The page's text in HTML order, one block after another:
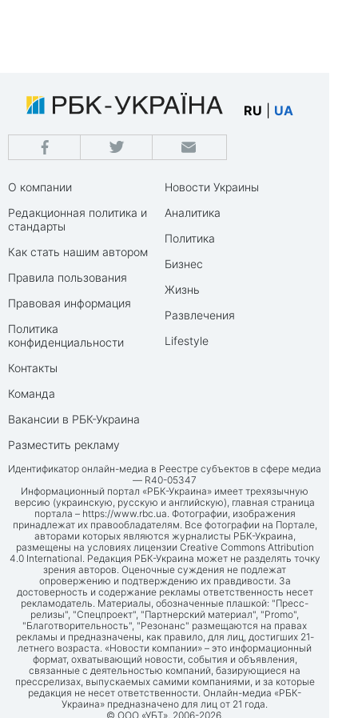
RU UA
О компании
Редакционная политика и
стандарты
Как стать нашим автором
Правила пользования
Правовая информация
Политика
конфиденциальности
Контакты
Команда
Вакансии в РБК-Украина
Разместить рекламу
Новости Украины
Аналитика
Политика
Бизнес
Жизнь
Развлечения
Lifestyle
Идентификатор онлайн-медиа в Реестре субъектов в сфере медиа
— R40-05347
Информационный портал «РБК-Украина» имеет трехязычную
версию (украинскую, русскую и английскую), главная страница
портала – https://www.rbc.ua. Фотографии, изображения
принадлежат их правообладателям. Все фотографии на Портале,
авторами которых являются журналисты РБК-Украина,
размещены на условиях лицензии Creative Commons Attribution
4.0 International. Редакция РБК-Украина может не разделять точку
зрения авторов. Оценочные суждения не подлежат
опровержению и подтверждению их правдивости. За
достоверность и содержание рекламы ответственность несет
рекламодатель. Материалы, обозначенные плашкой: "Пресс-
релизы", "Спецпроект", "Партнерский материал", "Promo",
"Благотворительность", "Резонанс" размещаются на правах
рекламы и предназначены, как правило, для лиц, достигших 21-
летнего возраста. «Новости компании» – это информационный
формат, охватывающий новости, события и объявления,
связанные с деятельностью компаний, базирующиеся на
прессрелизах, выпускаемых самими компаниями, и за которые
редакция не несет ответственности. Онлайн-медиа «РБК-
Украина» предназначено для лиц от 21 года.
© ООО «УБТ», 2006-2026.